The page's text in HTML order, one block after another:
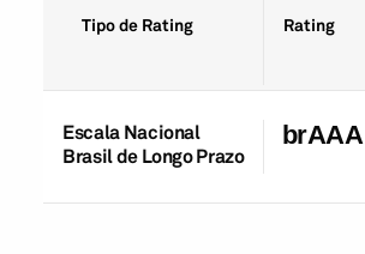
Tipo de Rating Rating
Escala Nacional
Brasil de Longo Prazo
brAAA